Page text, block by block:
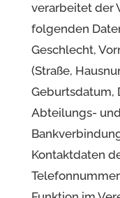
verarbeitet der
folgenden
Geschlecht,
(Straße,
Geburtsdatum,
Abteilungs-
Kontaktdaten